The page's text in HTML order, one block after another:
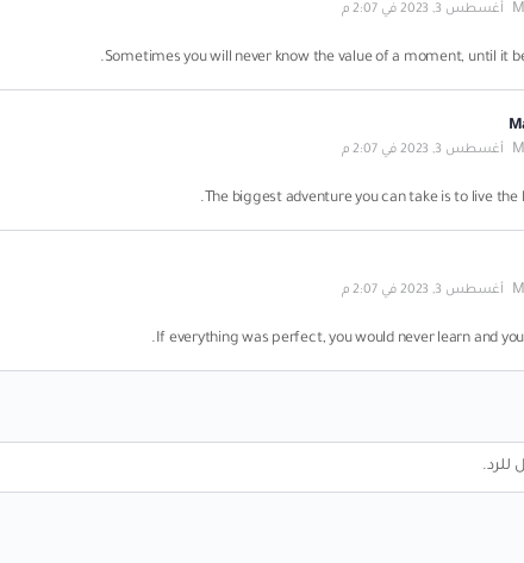
أغسطس 3, 2023 في 2:07 م
Sometimes you will never know the value of a moment, until it
أغسطس 3, 2023 في 2:07 م
The biggest adventure you can take is to live the
أغسطس 3, 2023 في 2:07 م
If everything was perfect, you would never learn and
للرد.